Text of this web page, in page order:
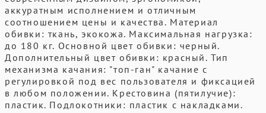
аккуратным исполнением и отличным
соотношением цены и качества. Материал
обивки: ткань, экокожа. Максимальная нагрузка:
до 180 кг. Основной цвет обивки: черный.
Дополнительный цвет обивки: красный. Тип
механизма качания: "топ-ган" качание с
регулировкой под вес пользователя и фиксацией
в любом положении. Крестовина (пятилучие):
пластик. Подлокотники: пластик с накладками.